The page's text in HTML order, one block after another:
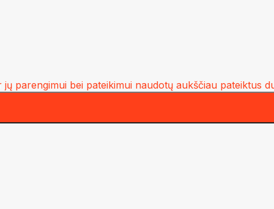
parengimui bei pateikimui naudotų aukščiau pateiktus